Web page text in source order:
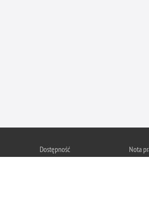
Dostępność
Nota